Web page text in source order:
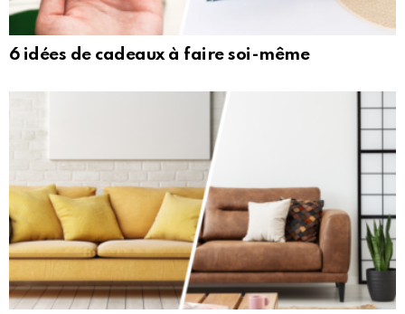
6 idées de cadeaux à faire soi-même